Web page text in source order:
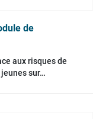
de
aux risques de
sur…